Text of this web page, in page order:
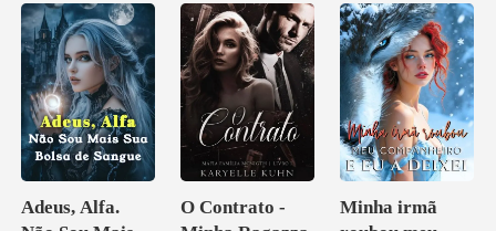
Adeus, Alfa.
O Contrato -
Minha irmã